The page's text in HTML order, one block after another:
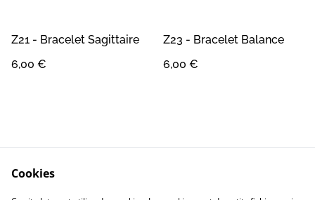
Z21 - Bracelet Sagittaire
6,00 €
Z23 - Bracelet Balance
6,00 €
Contact Conditions Générales
Cookies